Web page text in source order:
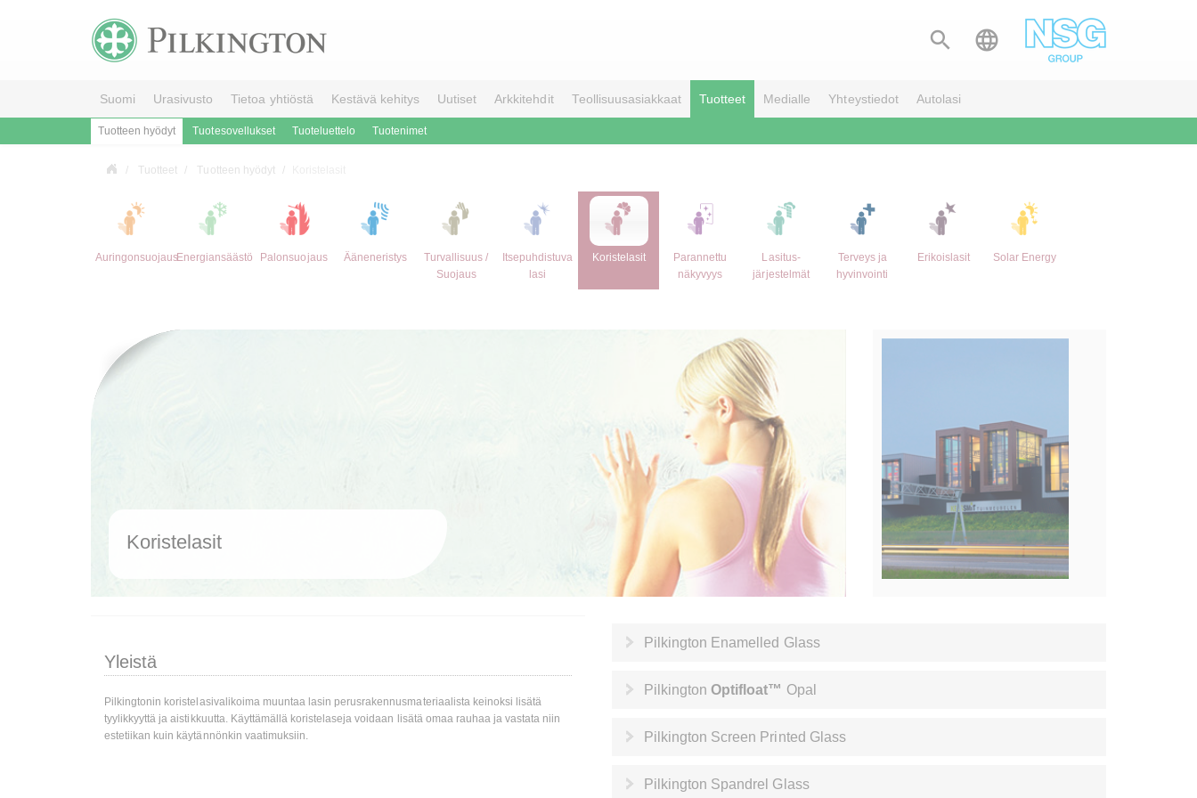
 
Suomi Urasivusto Tietoa yhtiöstä Kestävä kehitys Uutiset Arkkitehdit Teollisuusasiakkaat Tuotteet Medialle Yhteystiedot Autolasi
Tuotteen hyödyt Tuotesovellukset Tuoteluettelo Tuotenimet
Tuotteet Tuotteen hyödyt
AuringonsuojausEnergiansäästö Palonsuojaus Ääneneristys
Turvallisuus /
Suojaus
Itsepuhdistuva
lasi
Koristelasit
Parannettu
näkyvyys
Lasitus-
järjestelmät
Terveys ja
hyvinvointi
Erikoislasit Solar Energy
Koristelasit
Yleistä
Pilkingtonin koristelasivalikoima muuntaa lasin perusrakennusmateriaalista keinoksi lisätä
tyylikkyyttä ja aistikkuutta. Käyttämällä koristelaseja voidaan lisätä omaa rauhaa ja vastata niin
estetiikan kuin käytännönkin vaatimuksiin.
Pilkington Enamelled Glass
Pilkington Optifloat™ Opal
Pilkington Screen Printed Glass
Pilkington Spandrel Glass